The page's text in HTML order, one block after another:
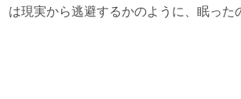
は現実から逃避するかのように、眠っ